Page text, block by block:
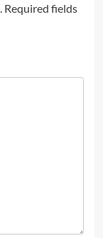
Required fields